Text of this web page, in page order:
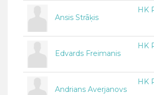
Ansis Strāķis
HK
Edvards Freimanis
HK
Andrians Averjanovs
HK